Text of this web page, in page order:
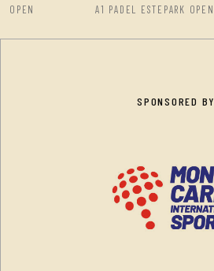
OPEN A1 PADEL ESTEPARK OPEN
SPONSORED BY